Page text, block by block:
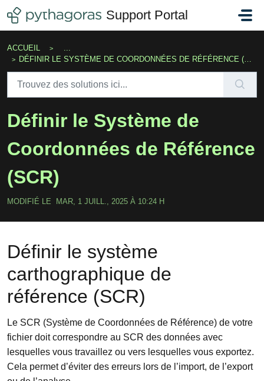
Passer au contenu principal
Support Portal
ACCUEIL
...
DÉFINIR LE SYSTÈME DE COORDONNÉES DE RÉFÉRENCE (SCR)
Définir le Système de
Coordonnées de Référence
(SCR)
MODIFIÉ LE MAR, 1 JUILL., 2025 À 10:24 H
Définir le système
carthographique de
référence (SCR)
Le SCR (Système de Coordonnées de Référence) de votre
fichier doit correspondre au SCR des données avec
lesquelles vous travaillez ou vers lesquelles vous exportez.
Cela permet d’éviter des erreurs lors de l’import, de l’export